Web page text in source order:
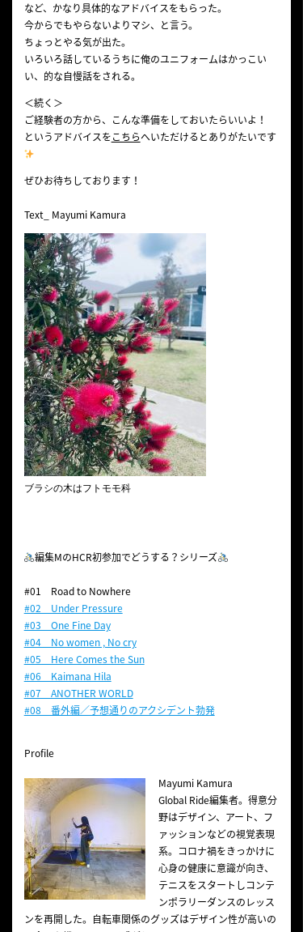
など、かなり具体的なアドバイスをもらった。
今からでもやらないよりマシ、と言う。
ちょっとやる気が出た。
いろいろ話しているうちに俺のユニフォームはかっこい
い、的な自慢話をされる。
＜続く＞
ご経験者の方から、こんな準備をしておいたらいいよ！
というアドバイスをこちらへいただけるとありがたいです
ぜひお待ちしております！
Text_ Mayumi Kamura
ブラシの木はフトモモ科
編集MのHCR初参加でどうする？シリーズ
#01 Road to Nowhere
#02 Under Pressure
#03 One Fine Day
#04 No women , No cry
#05 Here Comes the Sun
#06 Kaimana Hila
#07 ANOTHER WORLD
#08 番外編／予想通りのアクシデント勃発
Profile
Mayumi Kamura
Global Ride編集者。得意分
野はデザイン、アート、フ
ァッションなどの視覚表現
系。コロナ禍をきっかけに
心身の健康に意識が向き、
テニスをスタートしコンテ
ンポラリーダンスのレッス
ンを再開した。自転車関係のグッズはデザイン性が高いの